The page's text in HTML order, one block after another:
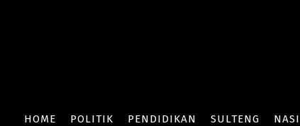
HOME POLITIK PENDIDIKAN SULTENG